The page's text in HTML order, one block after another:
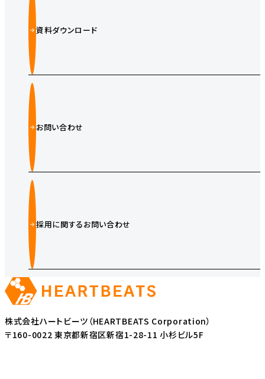
資料ダウンロード
お問い合わせ
採用に関するお問い合わせ
株式会社ハートビーツ（HEARTBEATS Corporation）
〒160-0022 東京都新宿区新宿1-28-11 小杉ビル5F